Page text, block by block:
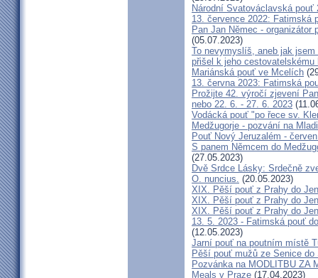
Národní Svatováclavská pouť
13. července 2022: Fatimská
Pan Jan Němec -
(05.07.2023)
To nevymyslíš, aneb jak
přišel k jeho cestovatelskému
Mariánská pouť ve Mcelích
13. června 2023: Fatimská
Prožijte 42. výročí zjevení
nebo 22. 6. - 27. 6. 2023
Vodácká pouť "po řece sv.
Medžugorje - pozvání na
Pouť Nový Jeruzalém -
S panem Němcem do
(27.05.2023)
Dvě Srdce Lásky: Srdečně
O. nuncius. (20.05.2023)
XIX. Pěší pouť z Prahy do
XIX. Pěší pouť z Prahy do
XIX. Pěší pouť z Prahy do
13. 5. 2023 - Fatimská pouť
(12.05.2023)
Jarní pouť na poutním místě
Pěší pouť mužů ze Senice do
Pozvánka na MODLITBU ZA
Meals v Praze (17.04.2023)